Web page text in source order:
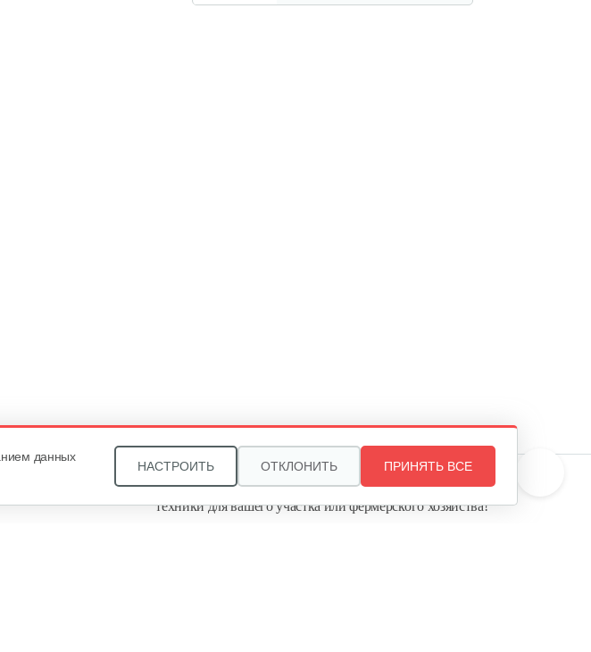
1 970 руб Смотреть
Звоните, и мы поможем подобрать идеальный вариант
техники для вашего участка или фермерского хозяйства!
данных
НАСТРОИТЬ ОТКЛОНИТЬ ПРИНЯТЬ ВСЕ